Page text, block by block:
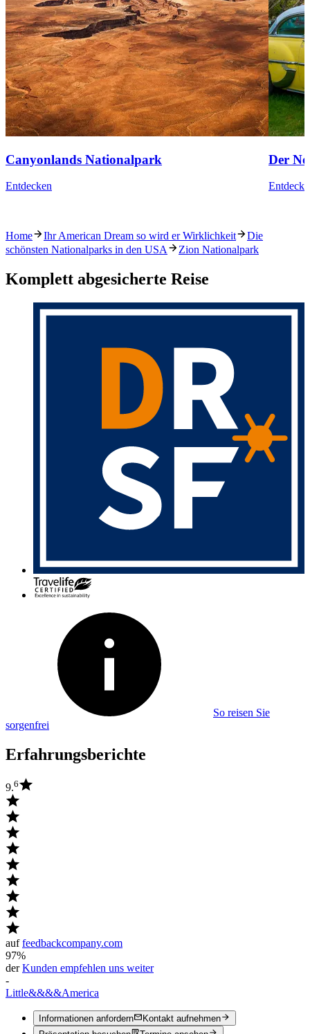
Canyonlands Nationalpark
Entdecken
Der
Home Ihr American Dream so wird er Wirklichkeit
Die
schönsten Nationalparks in den USA
Zion Nationalpark
Komplett abgesicherte Reise
So reisen Sie
sorgenfrei
Erfahrungsberichte
9.6
auffeedbackcompany.com
97%
derKunden empfehlen uns weiter
-
Little&&&&America
Informationen anfordern
Kontakt aufnehmen